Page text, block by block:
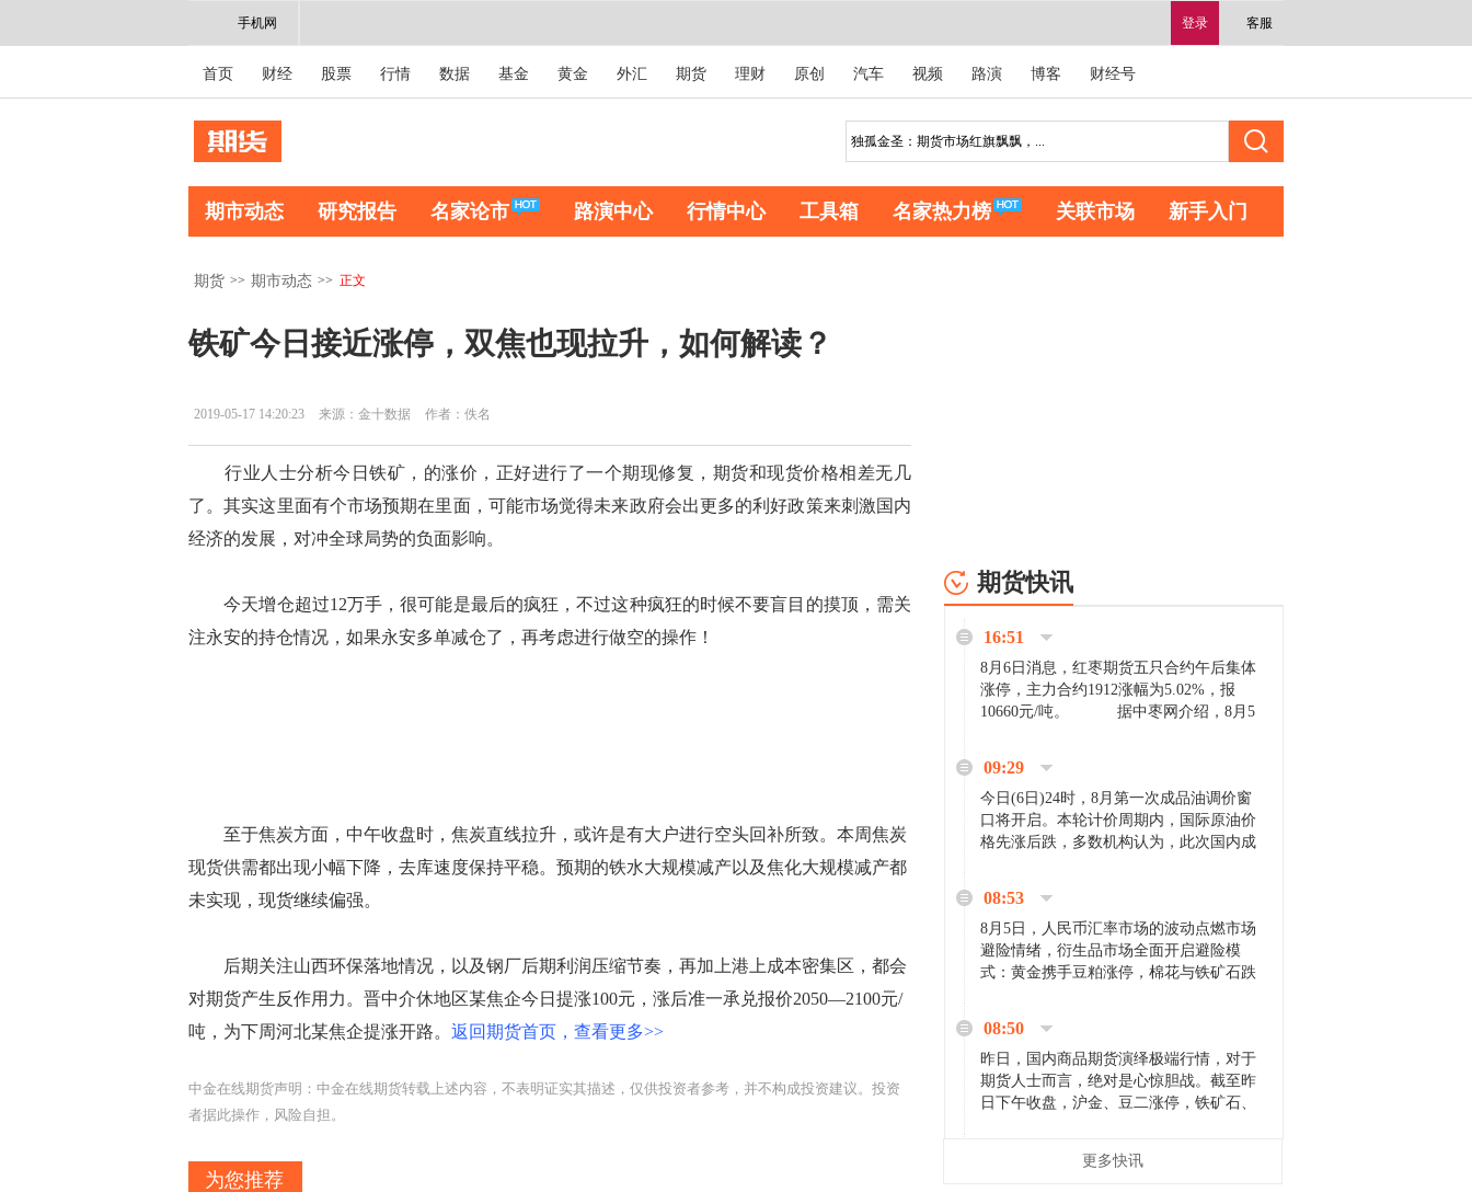
登录 客服
手机网
首页 财经 股票 行情 数据 基金 黄金 外汇 期货 理财 原创 汽车 视频 路演 博客 财经号
期市动态 研究报告 名家论市 路演中心 行情中心 工具箱 名家热力榜 关联市场 新手入门
期货 >> 期市动态 >> 正文
铁矿今日接近涨停，双焦也现拉升，如何解读？
2019-05-17 14:20:23 来源：金十数据 作者：佚名
行业人士分析今日铁矿，的涨价，正好进行了一个期现修复，期货和现货价格相差无几
了。其实这里面有个市场预期在里面，可能市场觉得未来政府会出更多的利好政策来刺激国内
经济的发展，对冲全球局势的负面影响。
今天增仓超过12万手，很可能是最后的疯狂，不过这种疯狂的时候不要盲目的摸顶，需关
注永安的持仓情况，如果永安多单减仓了，再考虑进行做空的操作！
至于焦炭方面，中午收盘时，焦炭直线拉升，或许是有大户进行空头回补所致。本周焦炭
现货供需都出现小幅下降，去库速度保持平稳。预期的铁水大规模减产以及焦化大规模减产都
未实现，现货继续偏强。
后期关注山西环保落地情况，以及钢厂后期利润压缩节奏，再加上港上成本密集区，都会
对期货产生反作用力。晋中介休地区某焦企今日提涨100元，涨后准一承兑报价2050—2100元/
吨，为下周河北某焦企提涨开路。 返回期货首页，查看更多>>
中金在线期货声明：中金在线期货转载上述内容，不表明证实其描述，仅供投资者参考，并不构成投资建议。投资
者据此操作，风险自担。
为您推荐
期货快讯
16:51
8月6日消息，红枣期货五只合约午后集体
涨停，主力合约1912涨幅为5.02%，报
10660元/吨。 据中枣网介绍，8月5
家好货依旧惜售挺...
09:29
今日(6日)24时，8月第一次成品油调价窗
口将开启。本轮计价周期内，国际原油价
格先涨后跌，多数机构认为，此次国内成
08:53
8月5日，人民币汇率市场的波动点燃市场
避险情绪，衍生品市场全面开启避险模
式：黄金携手豆粕涨停，棉花与铁矿石跌
场来看，汇率波动...
08:50
昨日，国内商品期货演绎极端行情，对于
期货人士而言，绝对是心惊胆战。截至昨
日下午收盘，沪金、豆二涨停，铁矿石、
[imgnobrwh] src=...更多快讯